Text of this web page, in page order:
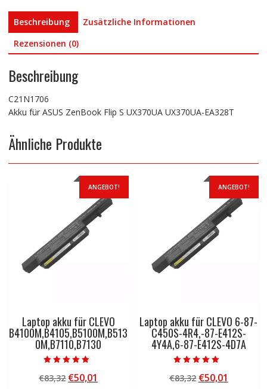
Beschreibung
Zusätzliche Informationen
Rezensionen (0)
Beschreibung
C21N1706
Akku für ASUS ZenBook Flip S UX370UA UX370UA-EA328T
Ähnliche Produkte
ANGEBOT!
Laptop akku für CLEVO
B4100M,B4105,B5100M,B513
0M,B7110,B7130
5.00
von 5
€83,32 Ursprünglicher
€50,01
ANGEBOT!
Laptop akku für CLEVO 6-87-
C450S-4R4,-87-E412S-
4Y4A,6-87-E412S-4D7A
5.00
von 5
€83,32 Ursprünglicher
€50,01